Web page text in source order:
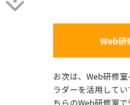
Web研
お次は、Web研修
ラダーを活用して
ちらのWeb研修室